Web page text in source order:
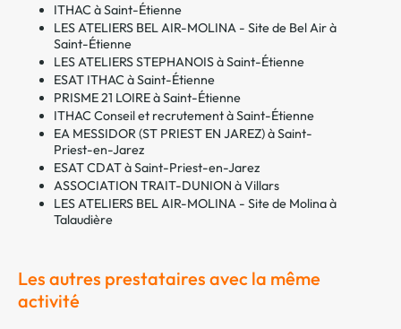
ITHAC à Saint-Étienne
LES ATELIERS BEL AIR-MOLINA - Site de Bel Air à
Saint-Étienne
LES ATELIERS STEPHANOIS à Saint-Étienne
ESAT ITHAC à Saint-Étienne
PRISME 21 LOIRE à Saint-Étienne
ITHAC Conseil et recrutement à Saint-Étienne
EA MESSIDOR (ST PRIEST EN JAREZ) à Saint-
Priest-en-Jarez
ESAT CDAT à Saint-Priest-en-Jarez
ASSOCIATION TRAIT-DUNION à Villars
LES ATELIERS BEL AIR-MOLINA - Site de Molina à
Talaudière
Les autres prestataires avec la même
activité